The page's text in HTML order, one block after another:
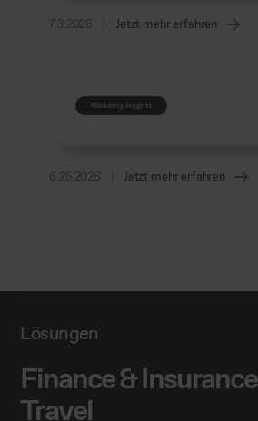
7.3.2026 Jetzt mehr erfahren
Marketing Insights
6.25.2026 Jetzt mehr erfahren
Lösungen
Finance & Insurance
Travel